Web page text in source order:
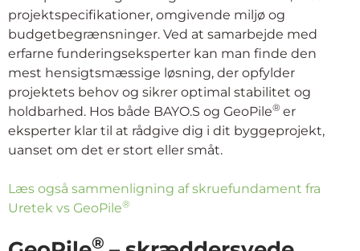
projektspecifikationer, omgivende miljø og
budgetbegrænsninger. Ved at samarbejde med
erfarne funderingseksperter kan man finde den
mest hensigtsmæssige løsning, der opfylder
projektets behov og sikrer optimal stabilitet og
holdbarhed. Hos både BAYO.S og GeoPile® er
eksperter klar til at rådgive dig i dit byggeprojekt,
uanset om det er stort eller småt.
Læs også sammenligning af skruefundament fra
Uretek vs GeoPile®
®